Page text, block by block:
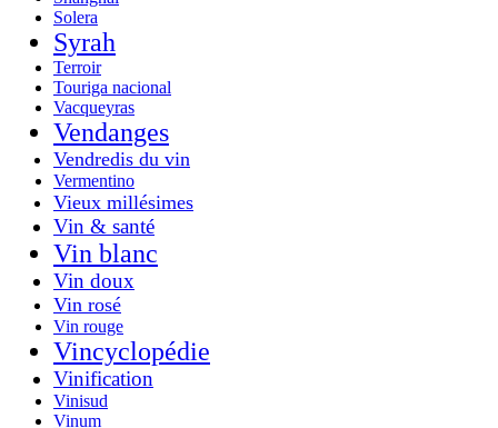
Solera
Syrah
Terroir
Touriga nacional
Vacqueyras
Vendanges
Vendredis du vin
Vermentino
Vieux millésimes
Vin & santé
Vin blanc
Vin doux
Vin rosé
Vin rouge
Vincyclopédie
Vinification
Vinisud
Vinum